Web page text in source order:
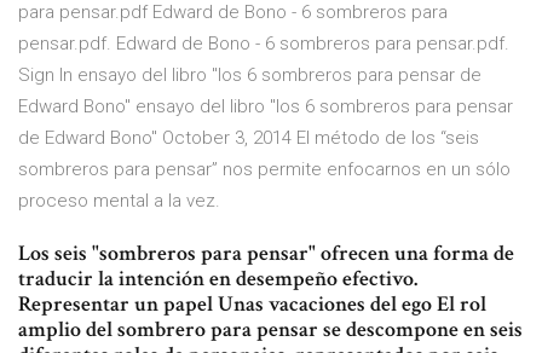
para pensar.pdf Edward de Bono - 6 sombreros para
pensar.pdf. Edward de Bono - 6 sombreros para pensar.pdf.
Sign In ensayo del libro "los 6 sombreros para pensar de
Edward Bono" ensayo del libro "los 6 sombreros para pensar
de Edward Bono" October 3, 2014 El método de los “seis
sombreros para pensar” nos permite enfocarnos en un sólo
proceso mental a la vez.
Los seis "sombreros para pensar" ofrecen una forma de
traducir la intención en desempeño efectivo.
Representar un papel Unas vacaciones del ego El rol
amplio del sombrero para pensar se descompone en seis